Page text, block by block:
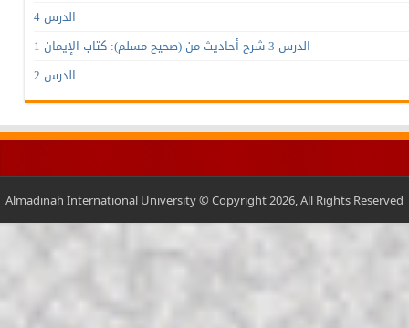
الدرس 4
الدرس 3 شرح أحاديث من (صحيح مسلم): كتاب الإيمان 1
الدرس 2
Almadinah International University © Copyright 2026, All Rights Reserved